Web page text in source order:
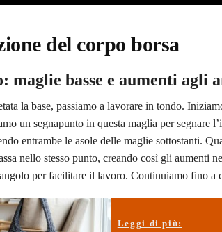
del corpo borsa
maglie basse e aumenti agli
la base, passiamo a lavorare in tondo.
un segnapunto in questa maglia per
entrambe le asole delle maglie sottostanti.
nello stesso punto, creando così gli aumenti
per facilitare il lavoro. Continuiamo fino a
Leggi di più: